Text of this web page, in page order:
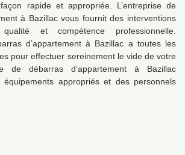
rapide et appropriée. L’entreprise de
à Bazillac vous fournit des interventions
et compétence professionnelle.
d’appartement à Bazillac a toutes les
pour effectuer sereinement le vide de votre
de débarras d’appartement à Bazillac
équipements appropriés et des personnels